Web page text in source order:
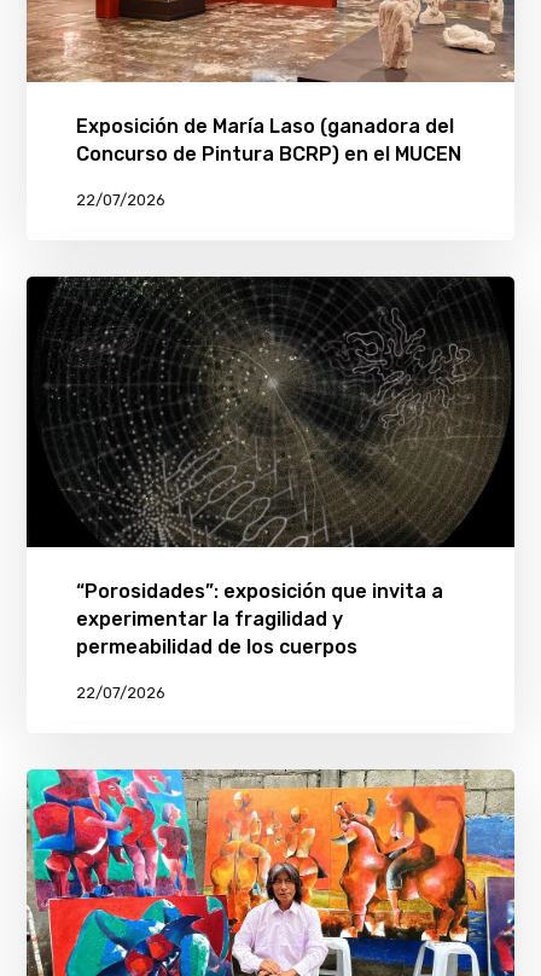
Exposición de María Laso (ganadora del
Concurso de Pintura BCRP) en el MUCEN
22/07/2026
“Porosidades”: exposición que invita a
experimentar la fragilidad y
permeabilidad de los cuerpos
22/07/2026